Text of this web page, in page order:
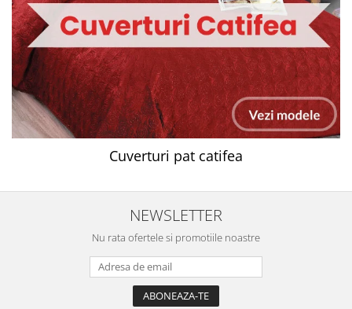
Cuverturi pat catifea
NEWSLETTER
Nu rata ofertele si promotiile noastre